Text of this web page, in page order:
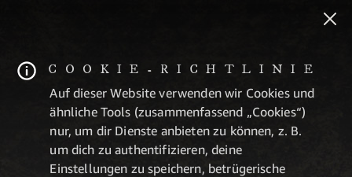
COOKIE-RICHTLINIE
Auf dieser Website verwenden wir Cookies und
ähnliche Tools (zusammenfassend „Cookies“)
nur, um dir Dienste anbieten zu können, z. B.
um dich zu authentifizieren, deine
Einstellungen zu speichern, betrügerische